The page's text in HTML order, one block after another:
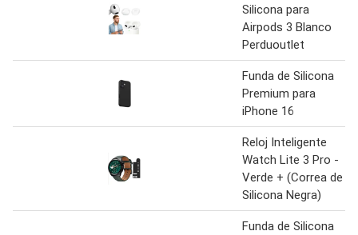
Silicona para
Airpods 3 Blanco
Perduoutlet
Funda de Silicona
Premium para
iPhone 16
Reloj Inteligente
Watch Lite 3 Pro -
Verde + (Correa de
Silicona Negra)
Funda de Silicona